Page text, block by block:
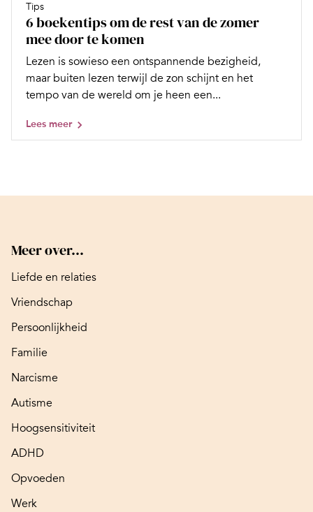
Tips
6 boekentips om de rest van de zomer
mee door te komen
Lezen is sowieso een ontspannende bezigheid,
maar buiten lezen terwijl de zon schijnt en het
tempo van de wereld om je heen een...
Lees meer
Meer over...
Liefde en relaties
Vriendschap
Persoonlijkheid
Familie
Narcisme
Autisme
Hoogsensitiviteit
ADHD
Opvoeden
Werk